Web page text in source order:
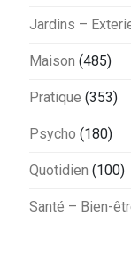
Jardins –
Maison (485)
Pratique (353)
Psycho (180)
Quotidien (100)
Santé – Bien-